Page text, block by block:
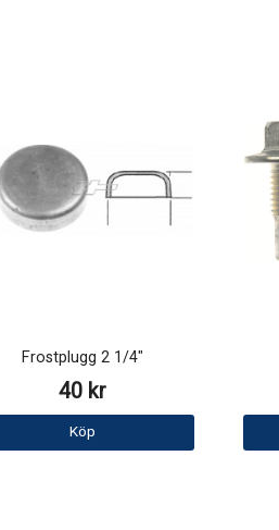
Frostplugg 2 1/4"
40 kr
Köp